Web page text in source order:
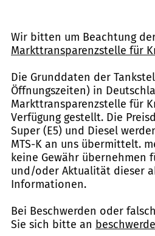
Wir bitten um Beachtung
Markttransparenzstelle für
Die Grunddaten der
Öffnungszeiten) in
Markttransparenzstelle für
Verfügung gestellt. Die
Super (E5) und Diesel
MTS-K an uns übermittelt.
keine Gewähr übernehmen
und/oder Aktualität dieser
Informationen.
Bei Beschwerden oder
Sie sich bitte an